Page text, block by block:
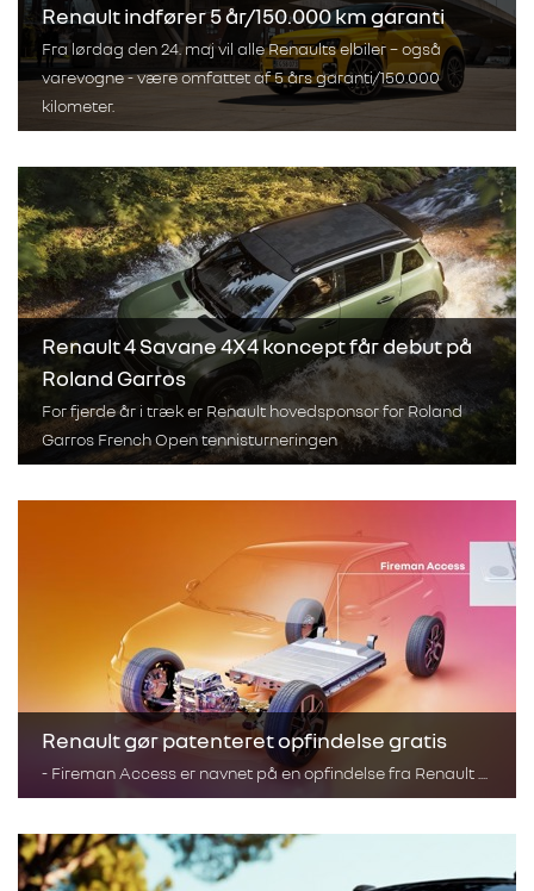
Renault indfører 5 år/150.000 km garanti
Fra lørdag den 24. maj vil alle Renaults elbiler – også
varevogne - være omfattet af 5 års garanti/150.000
kilometer.
Renault 4 Savane 4X4 koncept får debut på
Roland Garros
For fjerde år i træk er Renault hovedsponsor for Roland
Garros French Open tennisturneringen
Renault gør patenteret opfindelse gratis
- Fireman Access er navnet på en opfindelse fra Renault ....